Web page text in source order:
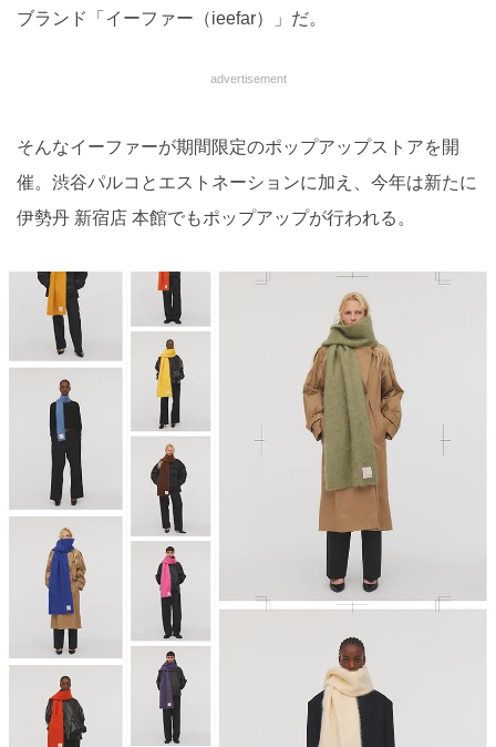
ブランド「イーファー（ieefar）」だ。
advertisement
そんなイーファーが期間限定のポップアップストアを開
催。渋谷パルコとエストネーションに加え、今年は新たに
伊勢丹 新宿店 本館でもポップアップが行われる。